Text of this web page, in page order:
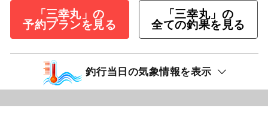
「三幸丸」の
予約プランを見る
「三幸丸」の
全ての釣果を見る
釣行当日の気象情報を表示